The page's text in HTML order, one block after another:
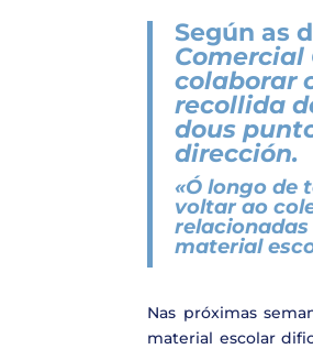
Según as
Comercial
colaborar
recollida
dous
dirección.
«Ó longo de
voltar ao
material
Nas próximas
material escolar